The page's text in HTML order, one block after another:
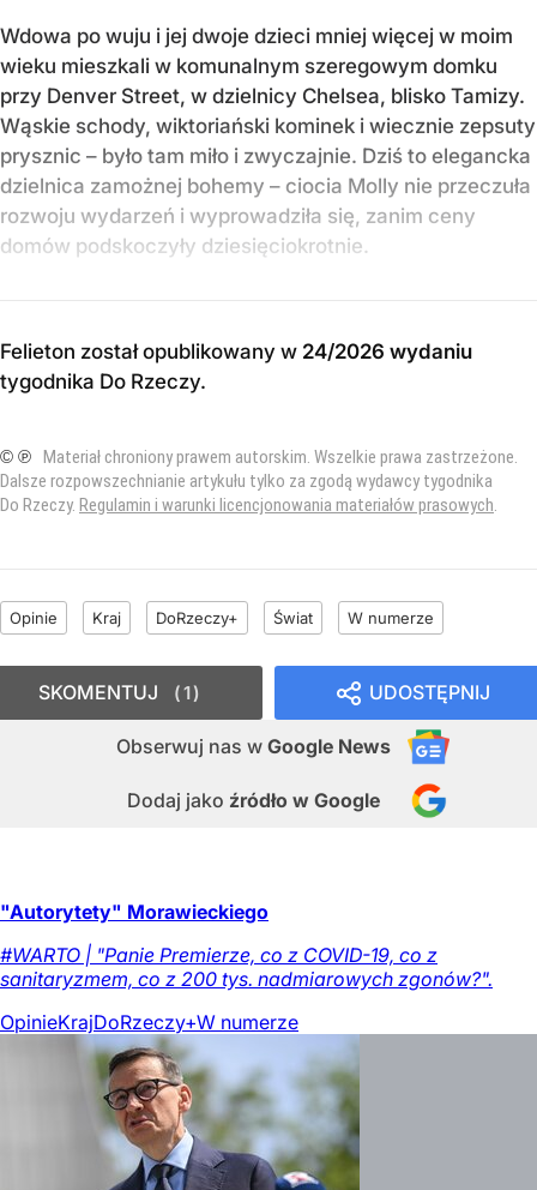
Wdowa po wuju i jej dwoje dzieci mniej więcej w moim
wieku mieszkali w komunalnym szeregowym domku
przy Denver Street, w dzielnicy Chelsea, blisko Tamizy.
Wąskie schody, wiktoriański kominek i wiecznie zepsuty
prysznic – było tam miło i zwyczajnie. Dziś to elegancka
dzielnica zamożnej bohemy – ciocia Molly nie przeczuła
rozwoju wydarzeń i wyprowadziła się, zanim ceny
domów podskoczyły dziesięciokrotnie.
Felieton został opublikowany w 24/2026 wydaniu
tygodnika Do Rzeczy.
© ℗ Materiał chroniony prawem autorskim. Wszelkie prawa zastrzeżone.
Dalsze rozpowszechnianie artykułu tylko za zgodą wydawcy tygodnika
Do Rzeczy. Regulamin i warunki licencjonowania materiałów prasowych
Opinie Kraj DoRzeczy+ Świat W numerze
UDOSTĘPNIJ
Obserwuj nas w Google News
Dodaj jako źródło w Google
SKOMENTUJ 1
"Autorytety" Morawieckiego
#WARTO | "Panie Premierze, co z COVID-19, co z
sanitaryzmem, co z 200 tys. nadmiarowych zgonów?".
OpinieKrajDoRzeczy+W numerze